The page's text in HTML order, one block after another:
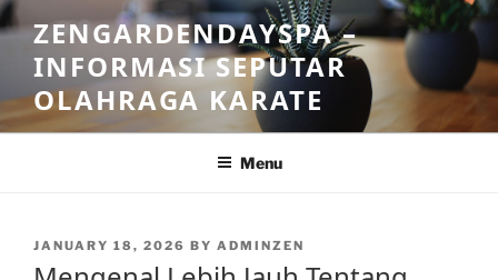
Skip
to
content
ZENGARDENDAYSPA –
INFORMASI SEPUTAR
OLAHRAGA KARATE
Menu
POSTED
JANUARY 18, 2026 BY ADMINZEN